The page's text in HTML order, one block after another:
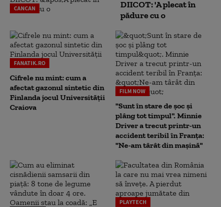
CANCAN
DIICOT: 'A plecat în
pădure cu o
FANATIK.RO
Cifrele nu mint: cum a
afectat gazonul sintetic din
Finlanda jocul Universității
Craiova
FILM NOW
"Sunt în stare de șoc și
plâng tot timpul". Minnie
Driver a trecut printr-un
accident teribil în Franța:
"Ne-am târât din mașină"
PLAYTECH